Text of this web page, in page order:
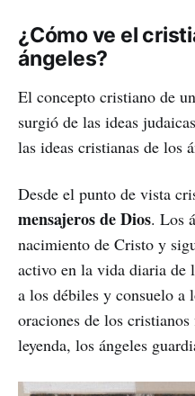
¿Cómo ve el
ángeles?
El concepto cristiano de
surgió de las ideas
las ideas cristianas de los
Desde el punto de vista
mensajeros de Dios. Los
nacimiento de Cristo y
activo en la vida diaria de
a los débiles y consuelo a
oraciones de los
leyenda, los ángeles